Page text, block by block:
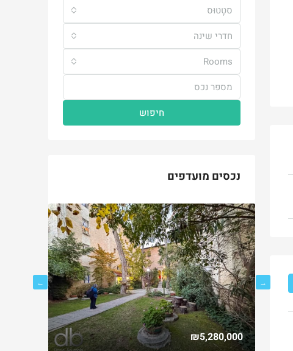
סטָטוּס
חדרי שינה
Rooms
חיפוש
נכסים מועדפים
₪5,280,000